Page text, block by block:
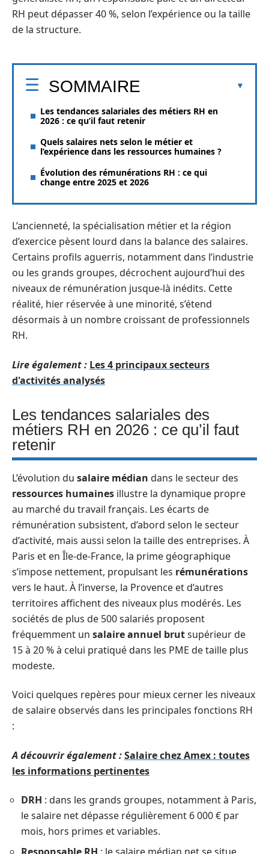
RH peut dépasser 40 %, selon l’expérience ou la taille
de la structure.
SOMMAIRE
Les tendances salariales des métiers RH en
2026 : ce qu’il faut retenir
Quels salaires nets selon le métier et
l’expérience dans les ressources humaines ?
Évolution des rémunérations RH : ce qui
change entre 2025 et 2026
L’ancienneté, la spécialisation métier et la région
d’exercice pèsent lourd dans la balance des salaires.
Certains profils aguerris, notamment dans l’industrie
ou les grands groupes, décrochent aujourd’hui des
niveaux de rémunération jusque-là inédits. Cette
réalité, hier réservée à une minorité, s’étend
désormais à un nombre croissant de professionnels
RH.
Lire également : Les 4 principaux secteurs
d'activités analysés
Les tendances salariales des
métiers RH en 2026 : ce qu’il faut
retenir
L’évolution du salaire médian dans le secteur des
ressources humaines illustre la dynamique propre
au marché du travail français. Les écarts de
rémunération subsistent, d’abord selon le secteur
d’activité, mais aussi selon la taille des entreprises. À
Paris et en Île-de-France, la prime géographique
s’impose nettement, propulsant les rémunérations
vers le haut. À l’inverse, la Provence et d’autres
territoires affichent des niveaux plus modérés. Les
sociétés de plus de 500 salariés proposent
fréquemment un salaire annuel brutsupérieur de
15 à 20 % à celui pratiqué dans les PME de taille plus
modeste.
Voici quelques repères pour mieux cerner les niveaux
de salaire observés dans les principales fonctions RH
:
A découvrir également :Salaire chez Amex : toutes
les informations pertinentes
DRH : dans les grands groupes, notamment à Paris,
le salaire net dépasse régulièrement 6 000 € par
mois, hors primes et variables.
Responsable RH : le salaire médian net se situe